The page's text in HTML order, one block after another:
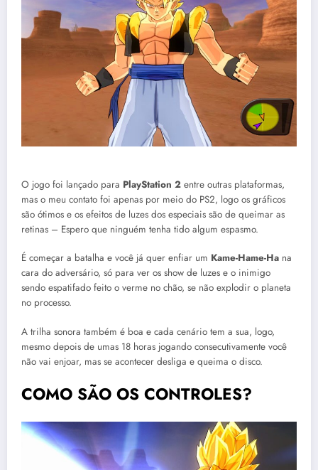
O jogo foi lançado para PlayStation 2 entre outras plataformas,
mas o meu contato foi apenas por meio do PS2, logo os gráficos
são ótimos e os efeitos de luzes dos especiais são de queimar as
retinas – Espero que ninguém tenha tido algum espasmo.
É começar a batalha e você já quer enfiar um Kame-Hame-Ha na
cara do adversário, só para ver os show de luzes e o inimigo
sendo espatifado feito o verme no chão, se não explodir o planeta
no processo.
A trilha sonora também é boa e cada cenário tem a sua, logo,
mesmo depois de umas 18 horas jogando consecutivamente você
não vai enjoar, mas se acontecer desliga e queima o disco.
COMO SÃO OS CONTROLES?